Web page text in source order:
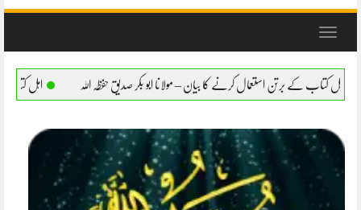
Toggle
کا بیان – مولانا ابو بکر صدیق حفظہ اللہ اہل کتاب کے برتن استعمال کرنے کا بیان